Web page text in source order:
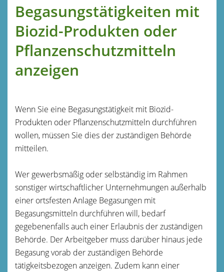
Begasungstätigkeiten mit
Biozid-Produkten oder
Pflanzenschutzmitteln
anzeigen
Wenn Sie eine Begasungstätigkeit mit Biozid-
Produkten oder Pflanzenschutzmitteln durchführen
wollen, müssen Sie dies der zuständigen Behörde
mitteilen.
Wer gewerbsmäßig oder selbständig im Rahmen
sonstiger wirtschaftlicher Unternehmungen außerhalb
einer ortsfesten Anlage Begasungen mit
Begasungsmitteln durchführen will, bedarf
gegebenenfalls auch einer Erlaubnis der zuständigen
Behörde. Der Arbeitgeber muss darüber hinaus jede
Begasung vorab der zuständigen Behörde
tätigkeitsbezogen anzeigen. Zudem kann einer